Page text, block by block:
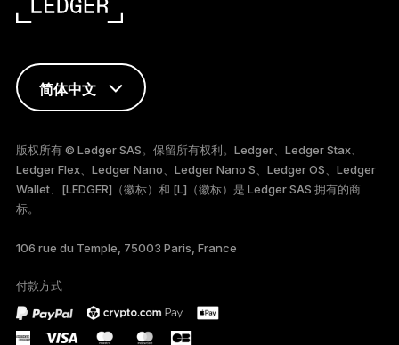
简体中文
FRANÇAIS
DEUTSCH
PORTUGUÊS
ESPAÑOL
版权所有 © Ledger SAS。保留所有权利。Ledger、Ledger Stax、
Ledger Flex、Ledger Nano、Ledger Nano S、Ledger OS、Ledger
Wallet、[LEDGER]（徽标）和 [L]（徽标）是 Ledger SAS 拥有的商
标。
106 rue du Temple, 75003 Paris, France
付款方式